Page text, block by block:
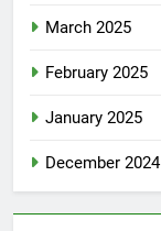
March 2025
February 2025
January 2025
December 2024